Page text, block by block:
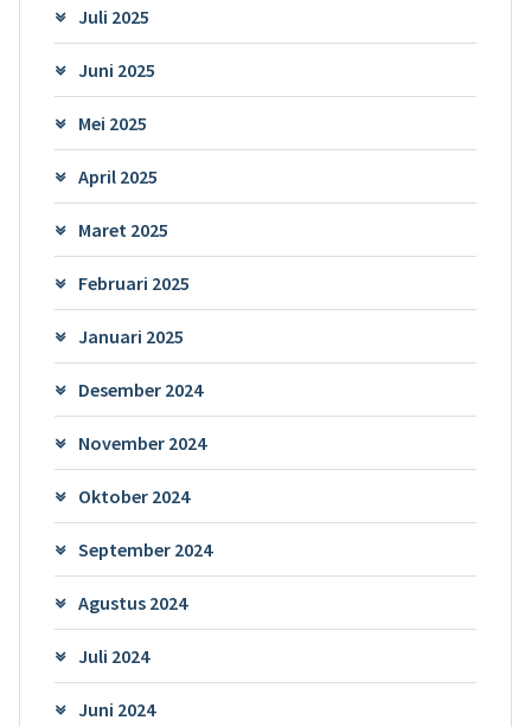
Juli 2025
Juni 2025
Mei 2025
April 2025
Maret 2025
Februari 2025
Januari 2025
Desember 2024
November 2024
Oktober 2024
September 2024
Agustus 2024
Juli 2024
Juni 2024